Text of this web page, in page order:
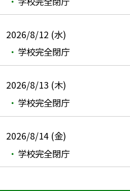
2026/8/12 (水)
学校完全閉庁
2026/8/13 (木)
学校完全閉庁
2026/8/14 (金)
学校完全閉庁